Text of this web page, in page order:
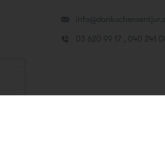
03 620 99 17 , 040 241